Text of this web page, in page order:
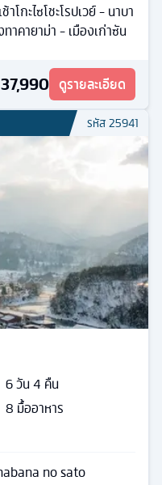
โกะไซโชะโรปเวย์ - นาบา
ทาคายาม่า - เมืองเก่าซัน
37,990 ดูรายละเอียด
รหัส25941
6วัน4 คืน
8 มื้ออาหาร
no sato